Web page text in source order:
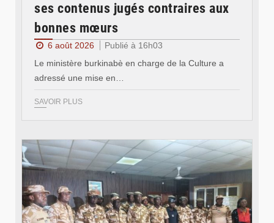
ses contenus jugés contraires aux
bonnes mœurs
6 août 2026
Publié à 16h03
Le ministère burkinabè en charge de la Culture a
adressé une mise en…
SAVOIR PLUS